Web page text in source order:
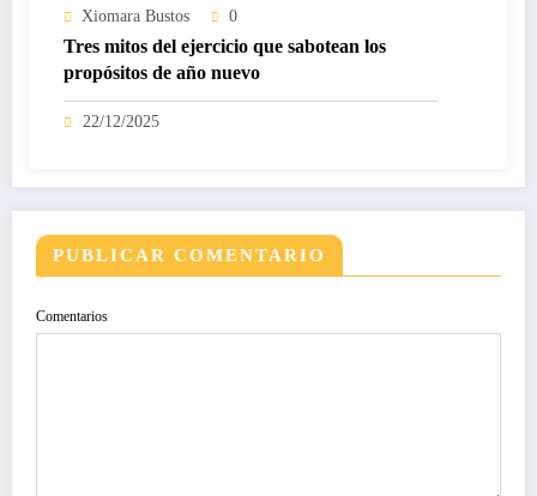
Xiomara Bustos 0
Tres mitos del ejercicio que sabotean los
propósitos de año nuevo
22/12/2025
PUBLICAR COMENTARIO
Comentarios